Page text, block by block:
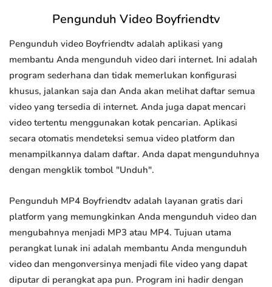
Pengunduh Video Boyfriendtv
Pengunduh video Boyfriendtv adalah aplikasi yang
membantu Anda mengunduh video dari internet. Ini adalah
program sederhana dan tidak memerlukan konfigurasi
khusus, jalankan saja dan Anda akan melihat daftar semua
video yang tersedia di internet. Anda juga dapat mencari
video tertentu menggunakan kotak pencarian. Aplikasi
secara otomatis mendeteksi semua video platform dan
menampilkannya dalam daftar. Anda dapat mengunduhnya
dengan mengklik tombol "Unduh".
Pengunduh MP4 Boyfriendtv adalah layanan gratis dari
platform yang memungkinkan Anda mengunduh video dan
mengubahnya menjadi MP3 atau MP4. Tujuan utama
perangkat lunak ini adalah membantu Anda mengunduh
video dan mengonversinya menjadi file video yang dapat
diputar di perangkat apa pun. Program ini hadir dengan